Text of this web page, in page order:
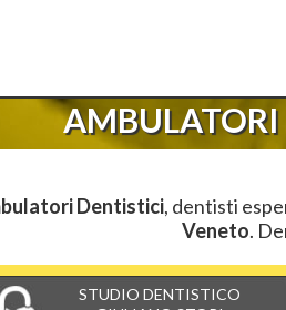
Dentistici, dentisti
Veneto.
STUDIO DENTISTICO